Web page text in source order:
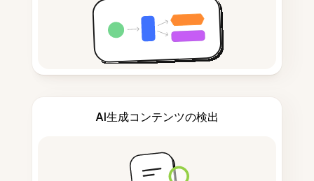
AI生成コンテンツの検出